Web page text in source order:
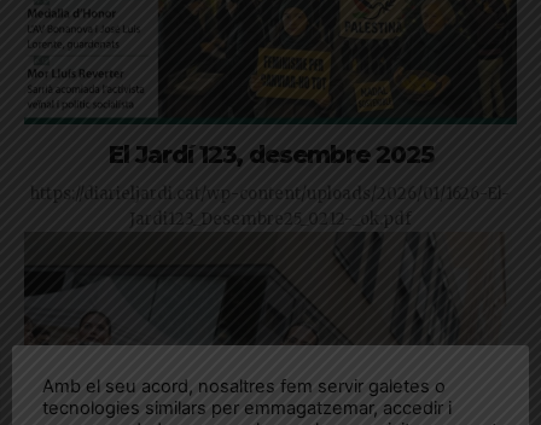
El Jardí 123, desembre 2025
https://diarieljardi.cat/wp-content/uploads/2026/01/1626-El-
Jardi123_Desembre25_0212-_ok.pdf
Amb el seu acord, nosaltres fem servir galetes o
tecnologies similars per emmagatzemar, accedir i